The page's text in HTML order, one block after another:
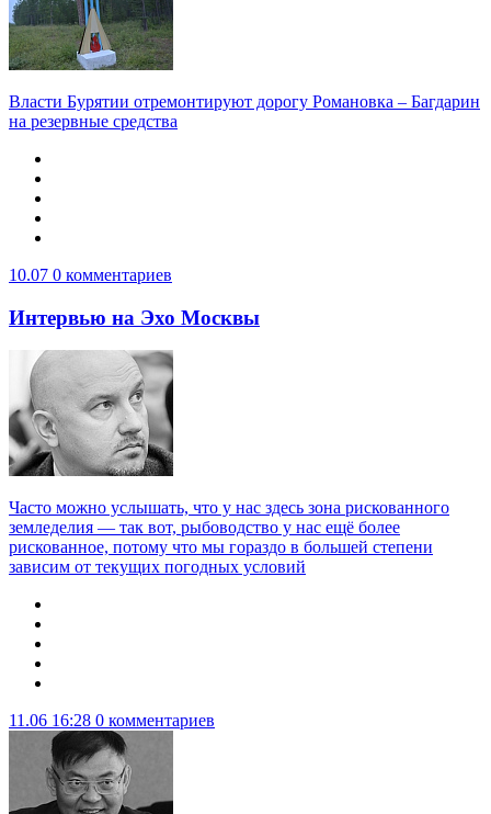
Власти Бурятии отремонтируют дорогу Романовка – Багдарин
на резервные средства
10.07 0 комментариев
Интервью на Эхо Москвы
Часто можно услышать, что у нас здесь зона рискованного
земледелия — так вот, рыбоводство у нас ещё более
рискованное, потому что мы гораздо в большей степени
зависим от текущих погодных условий
11.06 16:28 0 комментариев